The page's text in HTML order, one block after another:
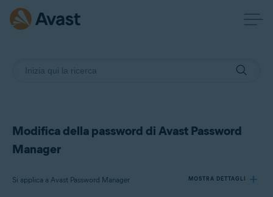
Modifica della password di Avast Password
Manager
Si applica a Avast Password Manager MOSTRA DETTAGLI